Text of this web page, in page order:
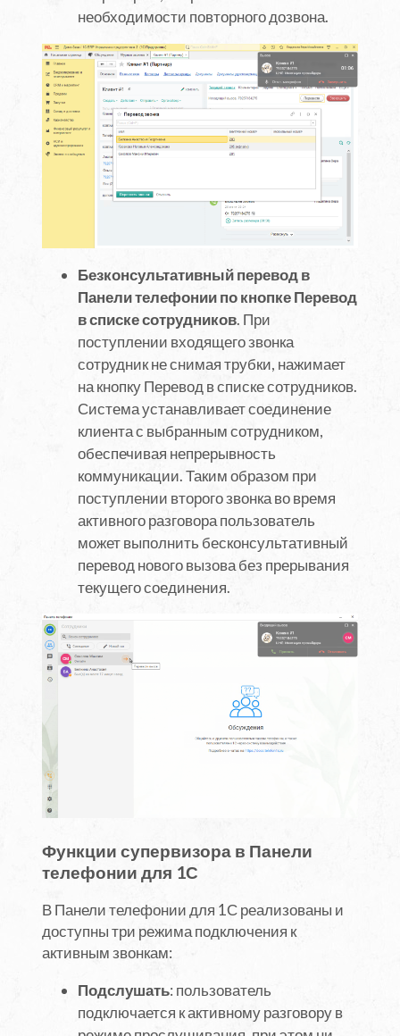
необходимости повторного дозвона.
Безконсультативный перевод в
Панели телефонии по кнопке Перевод
в списке сотрудников. При
поступлении входящего звонка
сотрудник не снимая трубки, нажимает
на кнопку Перевод в списке сотрудников.
Система устанавливает соединение
клиента с выбранным сотрудником,
обеспечивая непрерывность
коммуникации. Таким образом при
поступлении второго звонка во время
активного разговора пользователь
может выполнить бесконсультативный
перевод нового вызова без прерывания
текущего соединения.
Функции супервизора в Панели
телефонии для 1С
В Панели телефонии для 1С реализованы и
доступны три режима подключения к
активным звонкам:
Подслушать: пользователь
подключается к активному разговору в